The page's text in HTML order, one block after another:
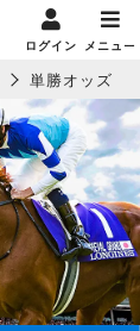
ログイン メニュー
単勝オッズ